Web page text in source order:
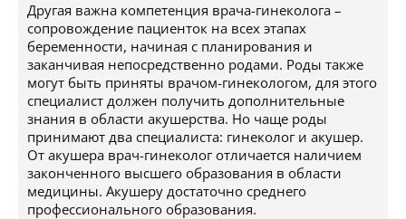
Другая важна компетенция врача-гинеколога –
сопровождение пациенток на всех этапах
беременности, начиная с планирования и
заканчивая непосредственно родами. Роды также
могут быть приняты врачом-гинекологом, для этого
специалист должен получить дополнительные
знания в области акушерства. Но чаще роды
принимают два специалиста: гинеколог и акушер.
От акушера врач-гинеколог отличается наличием
законченного высшего образования в области
медицины. Акушеру достаточно среднего
профессионального образования.